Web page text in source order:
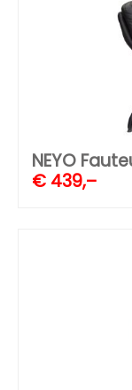
NEYO
€ 439,–